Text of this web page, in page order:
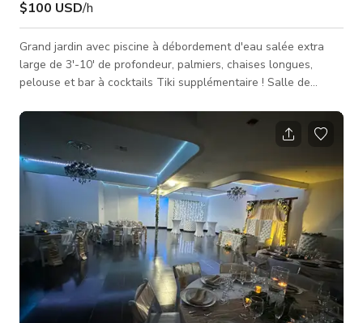
$100 USD/h
Grand jardin avec piscine à débordement d'eau salée extra
large de 3'-10' de profondeur, palmiers, chaises longues,
pelouse et bar à cocktails Tiki supplémentaire ! Salle de
piscine et du jardin. Veuillez noter que des caméras de
sécurité sont actives pour votre protection :).